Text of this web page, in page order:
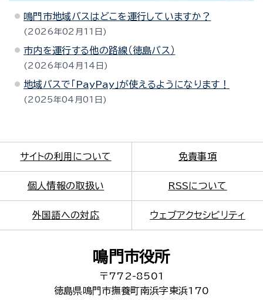
鳴門市地域バスはどこを運行していますか？
2026年02月11日
市内を運行する他の路線（徳島バス）
2026年04月14日
地域バスで「PayPay」が使えるようになります！
2025年04月01日
サイトの利用について 免責事項
個人情報の取扱い RSSについて
外国語への対応 ウェブアクセシビリティ
鳴門市役所
〒772-8501
徳島県鳴門市撫養町南浜字東浜170